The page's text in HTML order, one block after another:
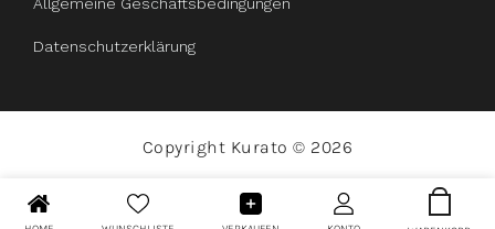
Datenschutzerklärung
Copyright Kurato © 2026